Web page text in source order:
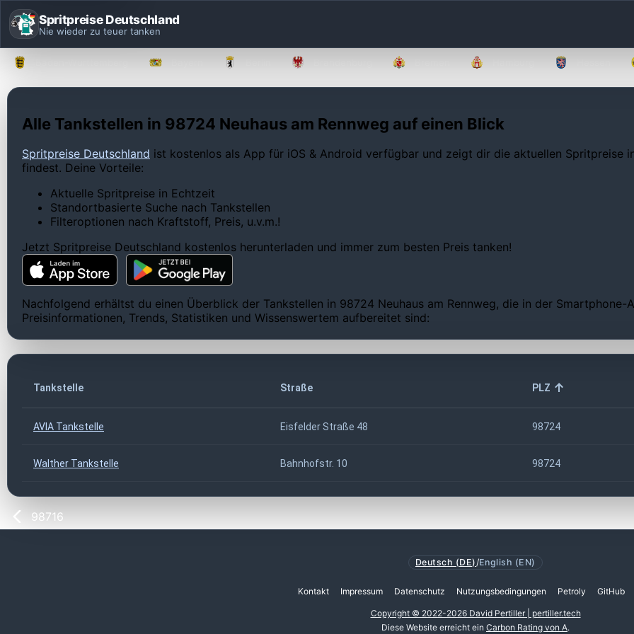
Spritpreise Deutschland
Nie wieder zu teuer tanken
Alle Tankstellen in 98724 Neuhaus am Rennweg auf einen Blick
Spritpreise Deutschland ist kostenlos als App für iOS & Android verfügbar und zeigt dir die aktuellen Spritpreise
findest. Deine Vorteile:
Aktuelle Spritpreise in Echtzeit
Standortbasierte Suche nach Tankstellen
Filteroptionen nach Kraftstoff, Preis, u.v.m.!
Jetzt Spritpreise Deutschland kostenlos herunterladen und immer zum besten Preis tanken!
Nachfolgend erhältst du einen Überblick der Tankstellen in 98724 Neuhaus am Rennweg, die in der
Preisinformationen, Trends, Statistiken und Wissenswertem aufbereitet sind:
Tankstelle Straße PLZ
AVIA Tankstelle Eisfelder Straße 48 98724
Walther Tankstelle Bahnhofstr. 10 98724
98716
Deutsch (DE) /English (EN)
Kontakt Impressum Datenschutz Nutzungsbedingungen Petroly GitHub
Copyright © 2022-2026 David Pertiller | pertiller.tech
Diese Website erreicht ein Carbon Rating von A.